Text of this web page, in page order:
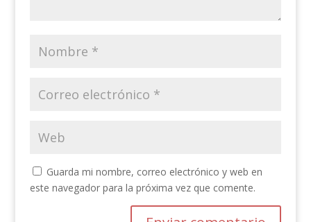
Guarda mi nombre, correo electrónico y web en
este navegador para la próxima vez que comente.